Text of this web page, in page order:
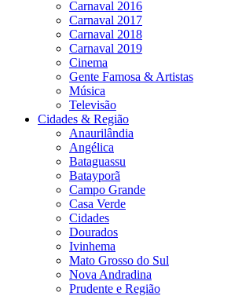
Carnaval 2016
Carnaval 2017
Carnaval 2018
Carnaval 2019
Cinema
Gente Famosa & Artistas
Música
Televisão
Cidades & Região
Anaurilândia
Angélica
Bataguassu
Batayporã
Campo Grande
Casa Verde
Cidades
Dourados
Ivinhema
Mato Grosso do Sul
Nova Andradina
Prudente e Região